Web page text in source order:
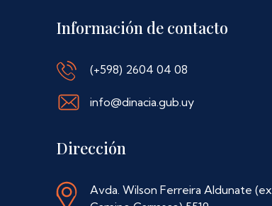
Información de contacto
(+598) 2604 04 08
info@dinacia.gub.uy
Dirección
Avda. Wilson Ferreira Aldunate (ex